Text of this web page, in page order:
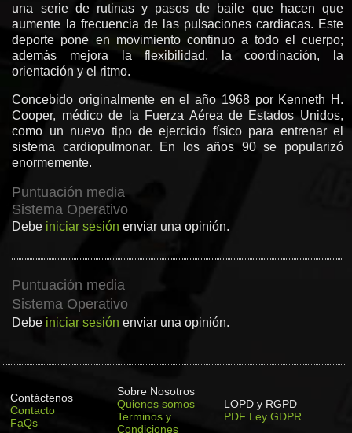
una serie de rutinas y pasos de baile que hacen que
aumente la frecuencia de las pulsaciones cardiacas. Este
deporte pone en movimiento continuo a todo el cuerpo;
además mejora la flexibilidad, la coordinación, la
orientación y el ritmo.
Concebido originalmente en el año 1968 por Kenneth H.
Cooper, médico de la Fuerza Aérea de Estados Unidos,
como un nuevo tipo de ejercicio físico para entrenar el
sistema cardiopulmonar. En los años 90 se popularizó
enormemente.
Puntuación media
Sistema Operativo
Debe iniciar sesión enviar una opinión.
Puntuación media
Sistema Operativo
Debe iniciar sesión enviar una opinión.
Contáctenos
Contacto
FaQs
Sobre Nosotros
Quienes somos
Terminos y
Condiciones
LOPD y RGPD
PDF Ley GDPR